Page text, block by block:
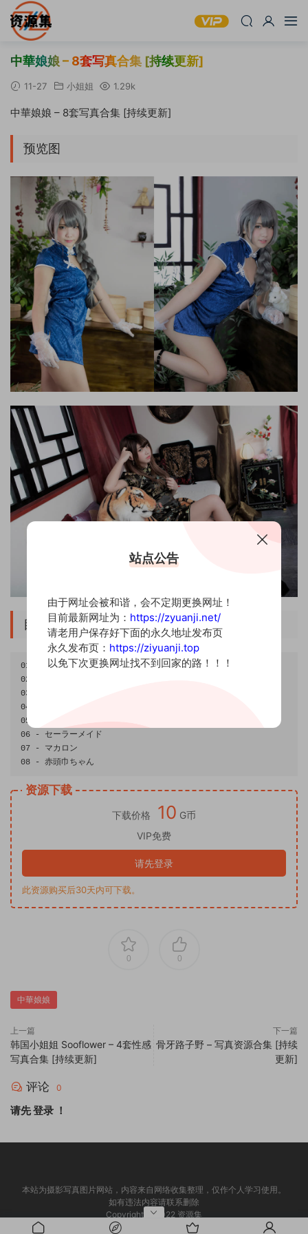
中華娘娘 – 8套写真合集 [持续更新]
11-27 小姐姐 1.29k
中華娘娘 – 8套写真合集 [持续更新]
预览图
目录
01
Black
02
03
04
05
06
-
セーラーメイド
07
-
マカロン
08
- 赤頭巾ちゃん
资源下载
下载价格 10 G币
VIP免费
请先登录
此资源购买后30天内可下载。
0 0
中華娘娘
上一篇
韩国小姐姐 Sooflower – 4套性感
写真合集 [持续更新]
下一篇
骨牙路子野 – 写真资源合集 [持续
更新]
评论 0
请先登录 ！
本站为摄影写真图片网站，内容来自网络收集整理，仅作个人学习使用。
如有违法内容请联系删除
Copyright © 2022 资源集
站点公告
由于网址会被和谐，会不定期更换网址！
目前最新网址为： https://zyuanji.net/
请老用户保存好下面的永久地址发布页
永久发布页： https://ziyuanji.top
以免下次更换网址找不到回家的路！！！